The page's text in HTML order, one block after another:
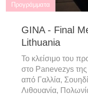
Προγράμματα
GINA - Final
Lithuania
Το κλείσιμο του
στο Panevezys της
από Γαλλία,
Λιθουανία,